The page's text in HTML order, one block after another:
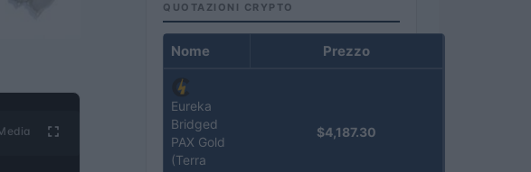
QUOTAZIONI CRYPTO
Nome Prezzo
Eureka
Bridged
PAX Gold
(Terra
$4,187.30